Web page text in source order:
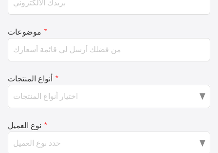
موضوعات *
أنواع المنتجات *
نوع العميل *